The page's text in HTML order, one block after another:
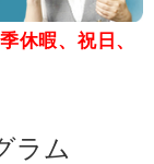
休暇、祝日、
ラム